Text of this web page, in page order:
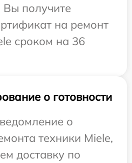
Вы получите
на ремонт
сроком на 36
о готовности
о
техники Miele,
доставку по